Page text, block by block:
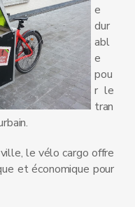
e
dur
abl
e
pou
r le
tran
le vélo cargo offre
et économique pour